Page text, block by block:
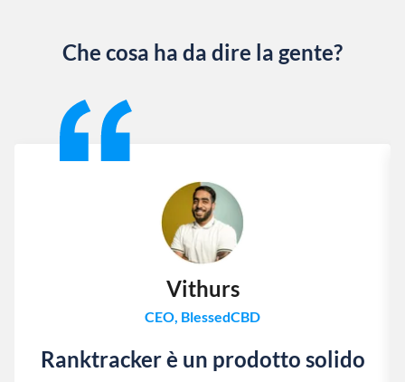
Che cosa ha da dire la gente?
Vithurs
CEO, BlessedCBD
Ranktracker è un prodotto solido